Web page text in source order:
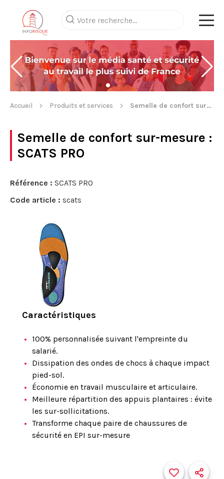
Accueil Produits et services Semelle de confort sur-mesure
Semelle de confort sur-mesure :
SCATS PRO
Référence : SCATS PRO
Code article : scats
Caractéristiques
100% personnalisée suivant l'empreinte du
salarié.
Dissipation des ondes de chocs à chaque impact
pied-sol.
Économie en travail musculaire et articulaire.
Meilleure répartition des appuis plantaires : évite
les sur-sollicitations.
Transforme chaque paire de chaussures de
sécurité en EPI sur-mesure